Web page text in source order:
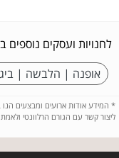
לחנויות ועסקים נוספים
אופנה | הלבשה |
* המידע אודות ארועים ומבצעים הנו
ליצור קשר עם הגורם הרלוונטי